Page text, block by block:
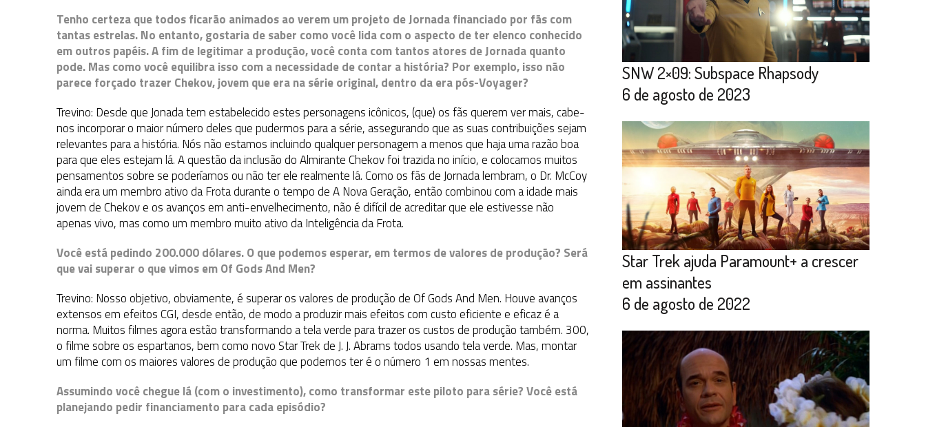
Tenho certeza que todos ficarão animados ao verem um projeto de Jornada financiado por fãs com
tantas estrelas. No entanto, gostaria de saber como você lida com o aspecto de ter elenco conhecido
em outros papéis. A fim de legitimar a produção, você conta com tantos atores de Jornada quanto
pode. Mas como você equilibra isso com a necessidade de contar a história? Por exemplo, isso não
parece forçado trazer Chekov, jovem que era na série original, dentro da era pós-Voyager?
Trevino: Desde que Jonada tem estabelecido estes personagens icônicos, (que) os fãs querem ver mais, cabe-
nos incorporar o maior número deles que pudermos para a série, assegurando que as suas contribuições sejam
relevantes para a história. Nós não estamos incluindo qualquer personagem a menos que haja uma razão boa
para que eles estejam lá. A questão da inclusão do Almirante Chekov foi trazida no início, e colocamos muitos
pensamentos sobre se poderíamos ou não ter ele realmente lá. Como os fãs de Jornada lembram, o Dr. McCoy
ainda era um membro ativo da Frota durante o tempo de A Nova Geração, então combinou com a idade mais
jovem de Chekov e os avanços em anti-envelhecimento, não é difícil de acreditar que ele estivesse não
apenas vivo, mas como um membro muito ativo da Inteligência da Frota.
Você está pedindo 200.000 dólares. O que podemos esperar, em termos de valores de produção? Será
que vai superar o que vimos em Of Gods And Men?
Trevino: Nosso objetivo, obviamente, é superar os valores de produção de Of Gods And Men. Houve avanços
extensos em efeitos CGI, desde então, de modo a produzir mais efeitos com custo eficiente e eficaz é a
norma. Muitos filmes agora estão transformando a tela verde para trazer os custos de produção também. 300,
o filme sobre os espartanos, bem como novo Star Trek de J. J. Abrams todos usando tela verde. Mas, montar
um filme com os maiores valores de produção que podemos ter é o número 1 em nossas mentes.
Assumindo você chegue lá (com o investimento), como transformar este piloto para série? Você está
planejando pedir financiamento para cada episódio?
SNW 2×09: Subspace Rhapsody
6 de agosto de 2023
Star Trek ajuda Paramount+ a crescer
em assinantes
6 de agosto de 2022